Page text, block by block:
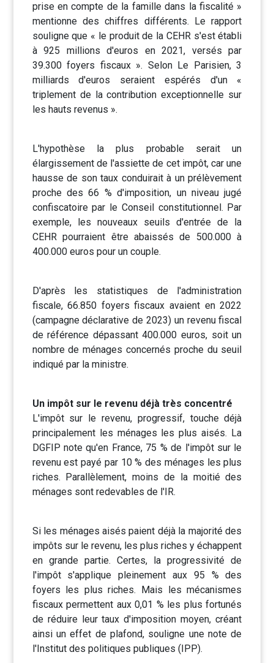
prise en compte de la famille dans la fiscalité »
mentionne des chiffres différents. Le rapport
souligne que « le produit de la CEHR s'est établi
à 925 millions d'euros en 2021, versés par
39.300 foyers fiscaux ». Selon Le Parisien, 3
milliards d'euros seraient espérés d'un «
triplement de la contribution exceptionnelle sur
les hauts revenus ».
L'hypothèse la plus probable serait un
élargissement de l'assiette de cet impôt, car une
hausse de son taux conduirait à un prélèvement
proche des 66 % d'imposition, un niveau jugé
confiscatoire par le Conseil constitutionnel. Par
exemple, les nouveaux seuils d'entrée de la
CEHR pourraient être abaissés de 500.000 à
400.000 euros pour un couple.
D'après les statistiques de l'administration
fiscale, 66.850 foyers fiscaux avaient en 2022
(campagne déclarative de 2023) un revenu fiscal
de référence dépassant 400.000 euros, soit un
nombre de ménages concernés proche du seuil
indiqué par la ministre.
Un impôt sur le revenu déjà très concentré
L'impôt sur le revenu, progressif, touche déjà
principalement les ménages les plus aisés. La
DGFIP note qu'en France, 75 % de l'impôt sur le
revenu est payé par 10 % des ménages les plus
riches. Parallèlement, moins de la moitié des
ménages sont redevables de l'IR.
Si les ménages aisés paient déjà la majorité des
impôts sur le revenu, les plus riches y échappent
en grande partie. Certes, la progressivité de
l'impôt s'applique pleinement aux 95 % des
foyers les plus riches. Mais les mécanismes
fiscaux permettent aux 0,01 % les plus fortunés
de réduire leur taux d'imposition moyen, créant
ainsi un effet de plafond, souligne une note de
l'Institut des politiques publiques (IPP).